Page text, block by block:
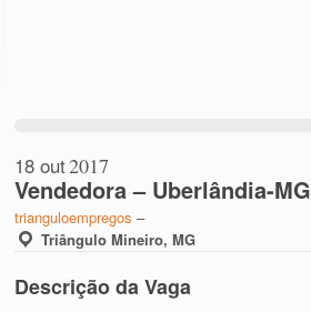
18 out2017
Vendedora – Uberlândia-MG
trianguloempregos –
Triângulo Mineiro, MG
Descrição da Vaga